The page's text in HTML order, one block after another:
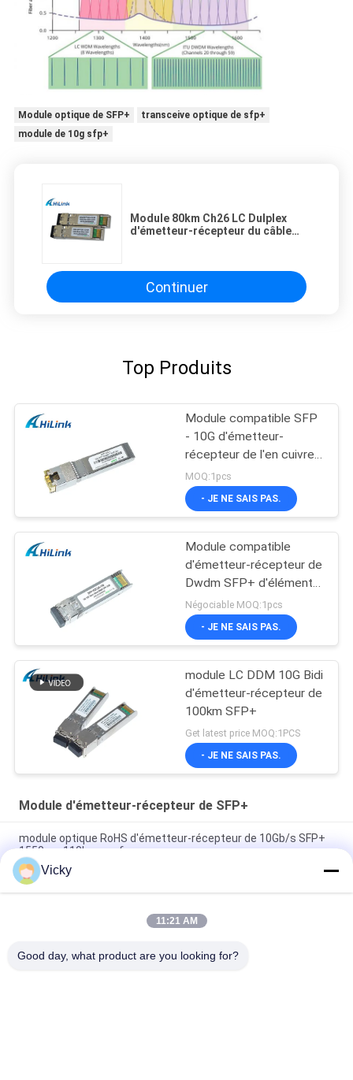
Module optique de SFP+
transceive optique de sfp+
module de 10g sfp+
Module 80km Ch26 LC Dulplex
d'émetteur-récepteur du câble
Continuer
Top Produits
Module compatible SFP
- 10G d'émetteur-
récepteur de l'en cuivre
SFP+ de Cisco -
connecteur de T RJ45
MOQ:1pcs
- JE NE SAIS PAS.
Module compatible
d'émetteur-récepteur de
Dwdm SFP+ d'élément
moteur 26db de Cisco
SFP 10G 100KM
Négociable MOQ:1pcs
- JE NE SAIS PAS.
module LC DDM 10G Bidi
d'émetteur-récepteur de
100km SFP+
Get latest price MOQ:1PCS
- JE NE SAIS PAS.
Module d'émetteur-récepteur de SFP+
module optique RoHS d'émetteur-récepteur de 10Gb/s SFP+
1550nm 110km conforme
Émetteur-récepteur BIDI 25 Gbps 40KM 1270/1310nm 40KM
APD LC DOM, émetteurs-récepteurs à fibre optique Ethernet
Vicky
11:21 AM
Good day, what product are you looking for?